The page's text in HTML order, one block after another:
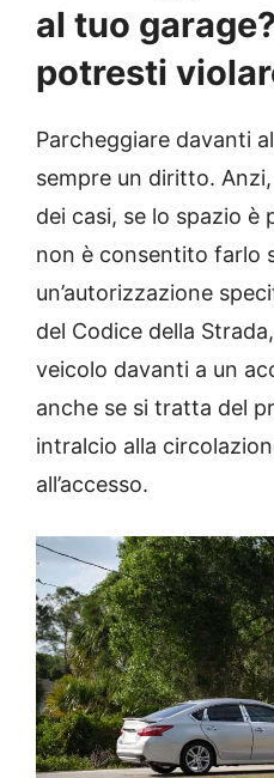
al tuo
potresti
Parcheggiare davanti
sempre un diritto.
dei casi, se lo spazio è
non è consentito farlo
un’autorizzazione
del Codice della
veicolo davanti a un
anche se si tratta del
intralcio alla
all’accesso.